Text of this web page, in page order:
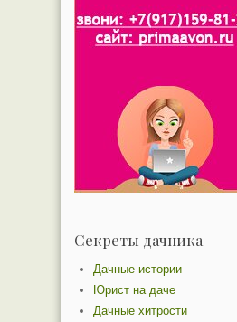
Секреты дачника
Дачные истории
Юрист на даче
Дачные хитрости